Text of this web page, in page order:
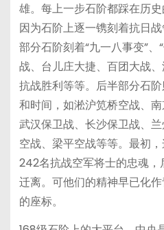
雄。每上一步石阶都踩在历史
因为石阶上逐一镌刻着抗日
部分石阶刻着“九一八事变”
战、台儿庄大捷、百团大战、
抗战胜利等等。后半部分石
和时间，如淞沪笕桥空战、南
武汉保卫战、长沙保卫战、
空战、梁平空战等等。最初
242名抗战空军将士的忠魂
迁离。可他们的精神早已化
的座标。